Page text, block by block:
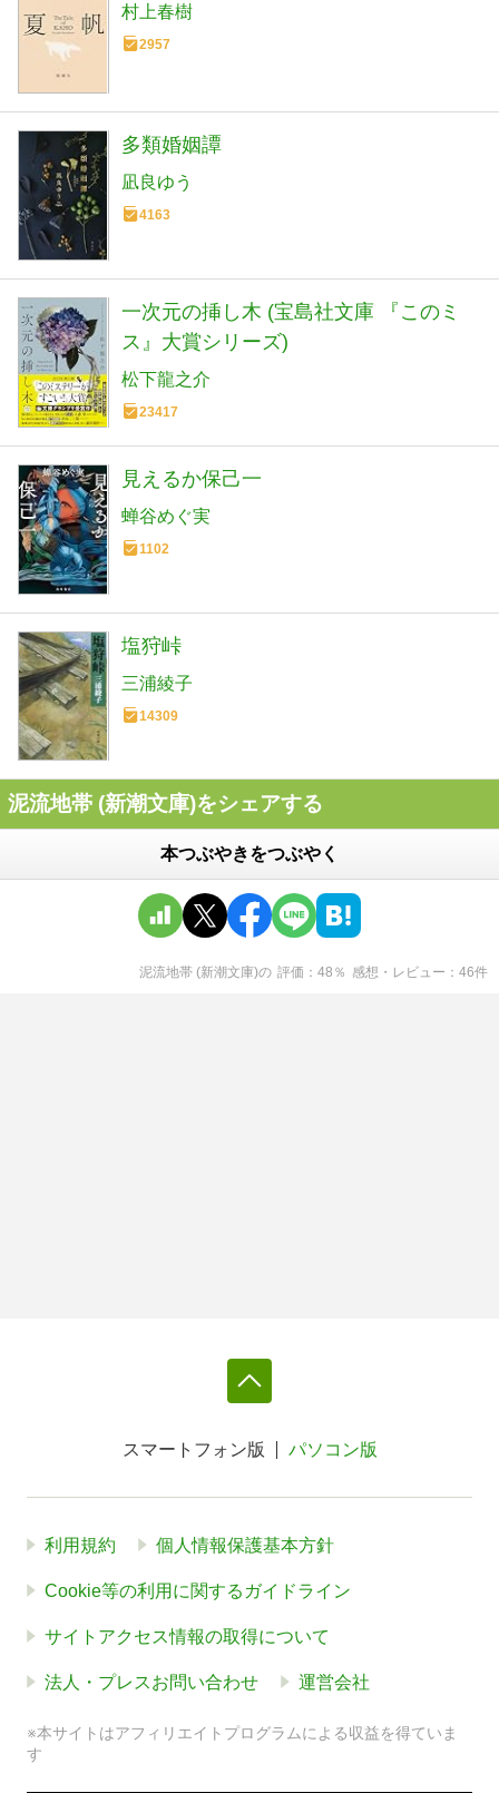
村上春樹
2957
多類婚姻譚
凪良ゆう
4163
一次元の挿し木 (宝島社文庫 『このミ
ス』大賞シリーズ)
松下龍之介
23417
見えるか保己一
蝉谷めぐ実
1102
塩狩峠
三浦綾子
14309
泥流地帯 (新潮文庫)をシェアする
本つぶやきをつぶやく
泥流地帯 (新潮文庫)の 評価 48 ％ 感想・レビュー 46件
スマートフォン版 パソコン版
利用規約 個人情報保護基本方針
Cookie等の利用に関するガイドライン
サイトアクセス情報の取得について
法人・プレスお問い合わせ 運営会社
※本サイトはアフィリエイトプログラムによる収益を得ていま
す